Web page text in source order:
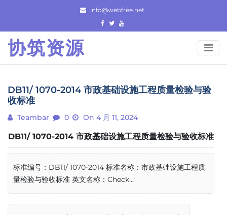
content
info@webfree.net
协筑资源
DB11/ 1070-2014 市政基础设施工程质量检验与验
收标准
Teambar 0 On 4 月 11, 2024
DB11/ 1070-2014 市政基础设施工程质量检验与验收标准
标准编号：DB11/ 1070-2014 标准名称：市政基础设施工程质
量检验与验收标准 英文名称：Check...